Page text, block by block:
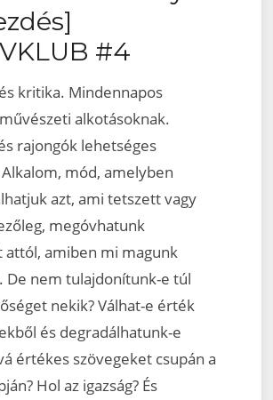
#4
kritika. Mindennapos
alkotásoknak.
rajongók lehetséges
mód, amelyben
azt, ami tetszett vagy
megóvhatunk
amiben mi magunk
De nem tulajdonítunk-e túl
nekik? Válhat-e érték
és degradálhatunk-e
értékes szövegeket csupán a
Hol az igazság? És